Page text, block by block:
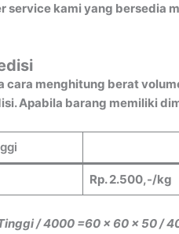
kami yang bersedia
menghitung berat
Apabila barang memiliki
Rp. 2.500,-/kg
/ 4000 =60 x 60 x 50 /